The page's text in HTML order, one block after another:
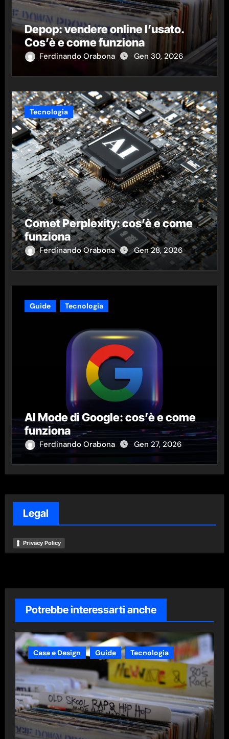
Depop: vendere online l’usato.
Cos’è e come funziona
Ferdinando Orabona Gen 30, 2026
Tecnologia
Comet Perplexity: cos’è e come
funziona
Ferdinando Orabona Gen 28, 2026
Guide Tecnologia
AI Mode di Google: cos’è e come
funziona
Ferdinando Orabona Gen 27, 2026
Legal
Privacy Policy
Potrebbe interessarti anche
Casa e Design Guide Tecnologia